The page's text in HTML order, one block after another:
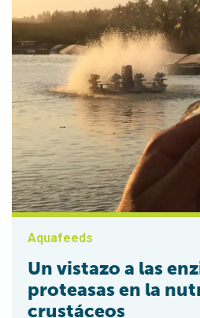
Aquafeeds
Un vistazo a las
proteasas en la
crustáceos